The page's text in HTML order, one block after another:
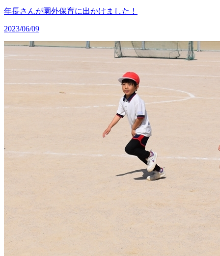
年長さんが園外保育に出かけました！
2023/06/09